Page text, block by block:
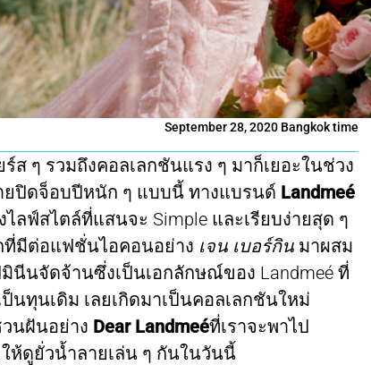
September 28, 2020 Bangkok time
ส ๆ รวมถึงคอลเลกชันแรง ๆ มาก็เยอะในช่วง
ปิดจ็อบปีหนัก ๆ แบบนี้ ทางแบรนด์ Landmeé
ลฟ์สไตล์ที่แสนจะ Simple และเรียบง่ายสุด ๆ
ที่มีต่อแฟชั่นไอคอนอย่าง เจน เบอร์กิน มาผสม
นีนจัดจ้านซึ่งเป็นเอกลักษณ์ของ Landmeé ที่
นทุนเดิม เลยเกิดมาเป็นคอลเลกชันใหม่
นฝันอย่าง Dear Landmeéที่เราจะพาไป
ห้ดูยั่วน้ำลายเล่น ๆ กันในวันนี้